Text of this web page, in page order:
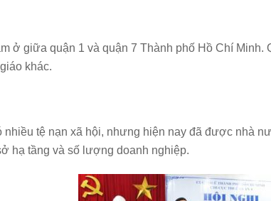
ở giữa quận 1 và quận 7 Thành phố Hồ Chí
khác.
tệ nạn xã hội, nhưng hiện nay đã được nhà
hạ tầng và số lượng doanh nghiệp.